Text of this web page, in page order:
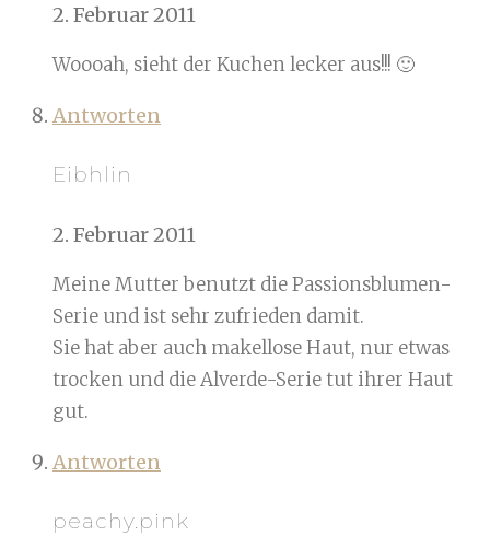
2. Februar 2011
Woooah, sieht der Kuchen lecker aus!!! 🙂
Antworten
Eibhlin
2. Februar 2011
Meine Mutter benutzt die Passionsblumen-
Serie und ist sehr zufrieden damit.
Sie hat aber auch makellose Haut, nur etwas
trocken und die Alverde-Serie tut ihrer Haut
gut.
Antworten
peachy.pink